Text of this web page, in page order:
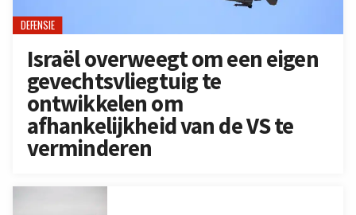
DEFENSIE
Israël overweegt om een eigen
gevechtsvliegtuig te
ontwikkelen om
afhankelijkheid van de VS te
verminderen